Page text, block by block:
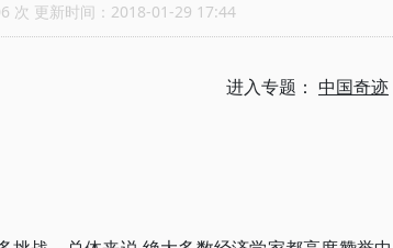
次 更新时间：2018-01-29 17:44
进入专题： 中国奇迹